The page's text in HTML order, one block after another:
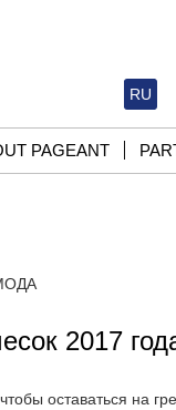
RU
PAGEANT
2017
оставаться на